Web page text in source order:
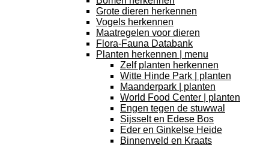
Grote dieren herkennen
Vogels herkennen
Maatregelen voor dieren
Flora-Fauna Databank
Planten herkennen | menu
Zelf planten herkennen
Witte Hinde Park | planten
Maanderpark | planten
World Food Center | planten
Engen tegen de stuwwal
Sijsselt en Edese Bos
Eder en Ginkelse Heide
Binnenveld en Kraats